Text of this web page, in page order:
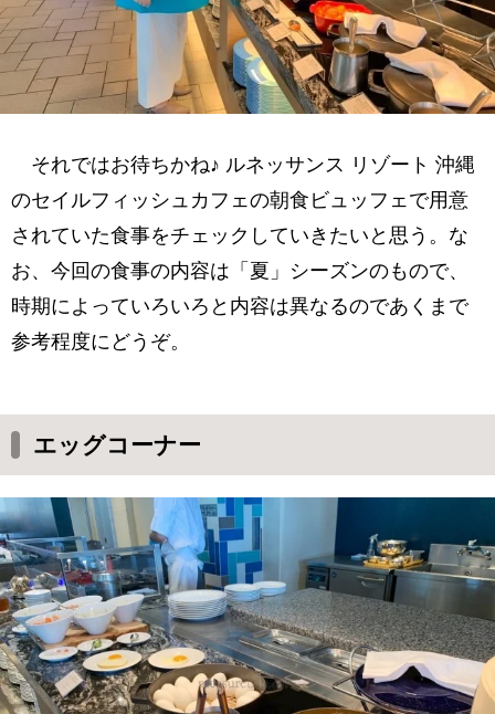
それではお待ちかね♪ ルネッサンス リゾート 沖縄
のセイルフィッシュカフェの朝食ビュッフェで用意
されていた食事をチェックしていきたいと思う。な
お、今回の食事の内容は「夏」シーズンのもので、
時期によっていろいろと内容は異なるのであくまで
参考程度にどうぞ。
エッグコーナー